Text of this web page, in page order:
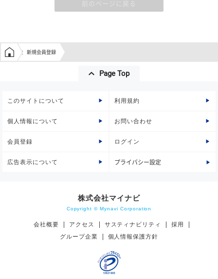
前のページに戻る
学生の窓口トップ
新規会員登録
Page Top
このサイトについて 利用規約
個人情報について お問い合わせ
会員登録 ログイン
広告表示について プライバシー設定
株式会社マイナビ
Copyright © Mynavi Corporation
会社概要 アクセス サスティナビリティ
採用
グループ企業
個人情報保護方針